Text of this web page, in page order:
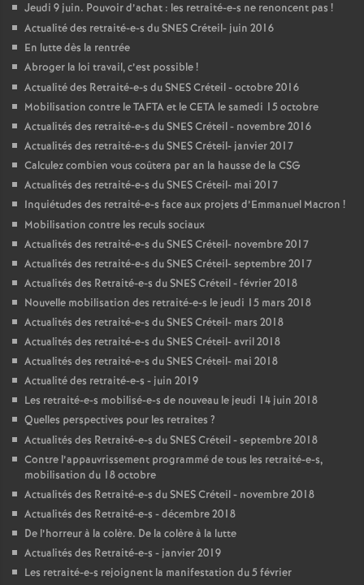
Jeudi 9 juin. Pouvoir d’achat : les retraité-e-s ne renoncent pas !
Actualité des retraité-e-s duSNESCréteil- juin 2016
En lutte dès la rentrée
Abroger la loi travail, c’est possible!
Actualité des Retraité-e-s duSNESCréteil - octobre 2016
Mobilisation contre leTAFTAet leCETA le samedi 15 octobre
Actualités des retraité-e-s duSNESCréteil - novembre 2016
Actualités des retraité-e-s duSNESCréteil- janvier 2017
Calculez combien vous coûtera par an la hausse de la CSG
Actualités des retraité-e-s duSNESCréteil- mai 2017
Inquiétudes des retraité-e-s face aux projets d’Emmanuel Macron !
Mobilisation contre les reculs sociaux
Actualités des retraité-e-s duSNESCréteil- novembre 2017
Actualités des retraité-e-s duSNESCréteil- septembre 2017
Actualités des Retraité-e-s duSNESCréteil - février 2018
Nouvelle mobilisation des retraité-e-s le jeudi 15 mars 2018
Actualités des retraité-e-s duSNESCréteil- mars 2018
Actualités des retraité-e-s duSNESCréteil- avril 2018
Actualités des retraité-e-s duSNESCréteil- mai 2018
Actualité des retraité-e-s - juin 2019
Les retraité-e-s mobilisé-e-s de nouveau le jeudi 14 juin 2018
Quelles perspectives pour les retraites ?
Actualités des Retraité-e-s duSNESCréteil - septembre 2018
Contre l’appauvrissement programmé de tous les retraité-e-s,
mobilisation du 18 octobre
Actualités des Retraité-e-s duSNESCréteil - novembre 2018
Actualités des Retraité-e-s - décembre 2018
De l’horreur à la colère. De la colère à la lutte
Actualités des Retraité-e-s - janvier 2019
Les retraité-e-s rejoignent la manifestation du 5 février